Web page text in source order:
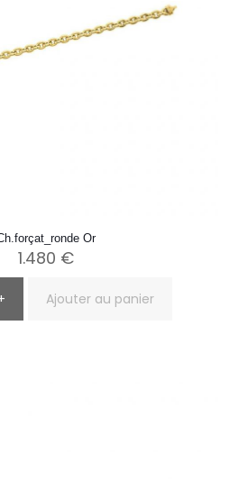
Or
1.480 €
Ajouter au panier